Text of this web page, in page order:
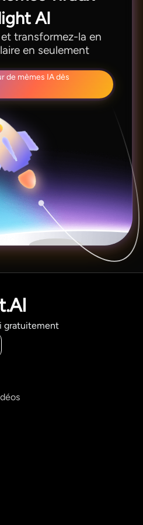
AI
transformez-la en
en seulement
de mèmes IA dès
gratuitement